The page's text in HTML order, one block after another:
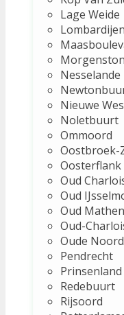
Lage Weide
Lombardijen
Nesselande
Nieuwe
Noletbuurt
Ommoord
Oostbroek-
Oosterflank
Oud
Oud
Oud
Oud-
Oude
Pendrecht
Prinsenland
Redebuurt
Rijsoord